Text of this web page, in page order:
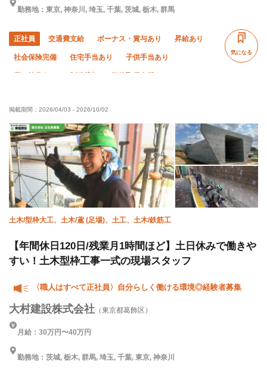
勤務地：東京, 神奈川, 埼玉, 千葉, 茨城, 栃木, 群馬
正社員 交通費支給 ボーナス・賞与あり 昇給あり
社会保険完備 住宅手当あり 子供手当あり
女性活躍中 年末年始休暇
転勤なし
気になる
掲載期間： 2026/04/03 - 2026/10/02
土木/型枠大工、土木/鳶 (足場)、土工、土木/鉄筋工
【年間休日120日/残業月1時間ほど】土日休みで働きや
すい！土木型枠工事一式の現場スタッフ
〈職人はすべて正社員〉自分らしく働ける環境◎経験者募集
大村建設株式会社 （東京都葛飾区）
月給：30万円〜40万円
勤務地：茨城, 栃木, 群馬, 埼玉, 千葉, 東京, 神奈川